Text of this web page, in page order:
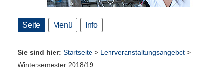
Seite Menü Info
Sie sind hier:Startseite > Lehrveranstaltungsangebot >
Wintersemester 2018/19